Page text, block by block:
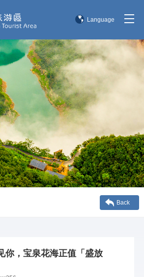
Language
English
한국어
日本語
Back
你，宝泉花海正值「盛放